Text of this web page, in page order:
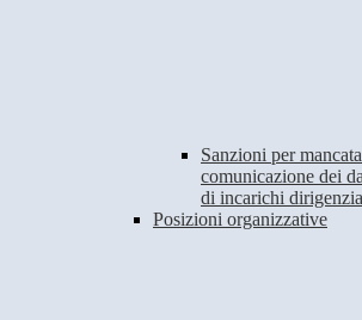
Sanzioni per
comunicazione dei
di incarichi
Posizioni organizzative